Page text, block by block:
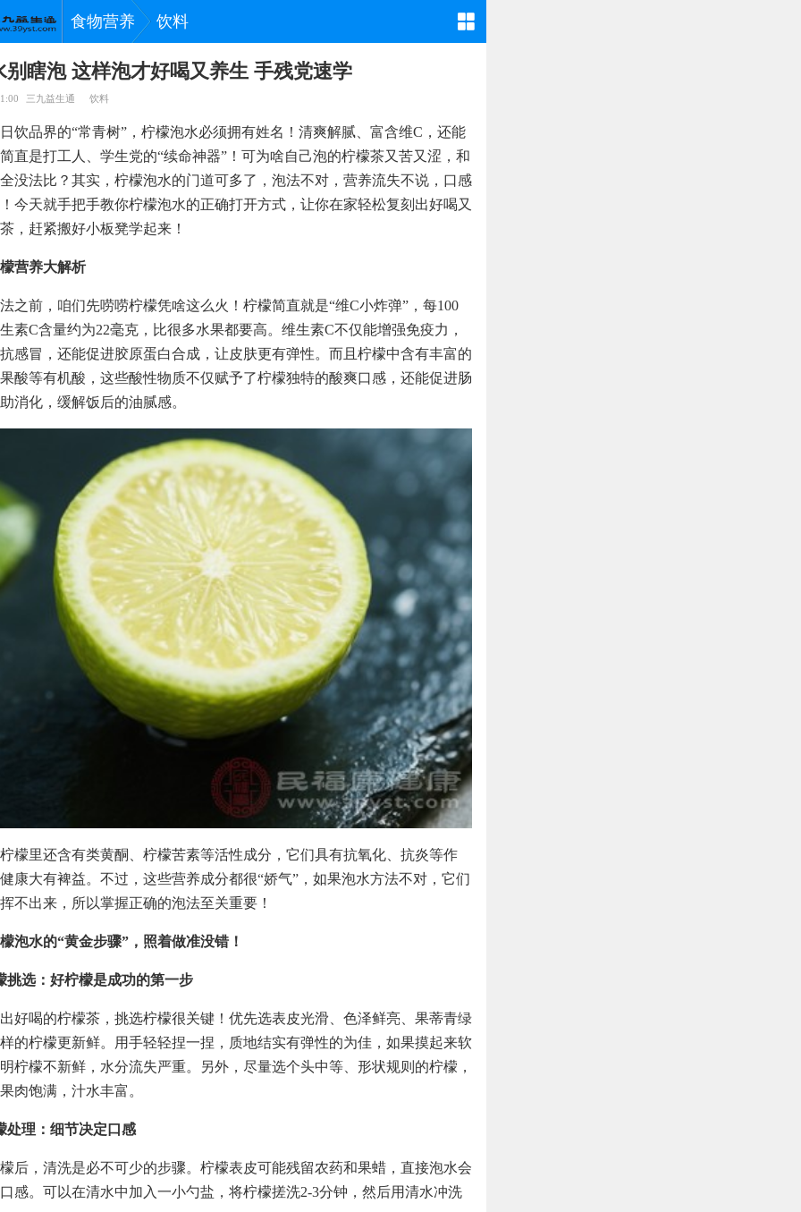
食物营养 饮料
别瞎泡 这样泡才好喝又养生 手残党速学
三九益生通 饮料
饮品界的“常青树”，柠檬泡水必须拥有姓名！清爽解腻、富含维C，还能
直是打工人、学生党的“续命神器”！可为啥自己泡的柠檬茶又苦又涩，和
没法比？其实，柠檬泡水的门道可多了，泡法不对，营养流失不说，口感
今天就手把手教你柠檬泡水的正确打开方式，让你在家轻松复刻出好喝又
，赶紧搬好小板凳学起来！
营养大解析
之前，咱们先唠唠柠檬凭啥这么火！柠檬简直就是“维C小炸弹”，每100
素C含量约为22毫克，比很多水果都要高。维生素C不仅能增强免疫力，
感冒，还能促进胶原蛋白合成，让皮肤更有弹性。而且柠檬中含有丰富的
酸等有机酸，这些酸性物质不仅赋予了柠檬独特的酸爽口感，还能促进肠
消化，缓解饭后的油腻感。
檬里还含有类黄酮、柠檬苦素等活性成分，它们具有抗氧化、抗炎等作
康大有裨益。不过，这些营养成分都很“娇气”，如果泡水方法不对，它们
不出来，所以掌握正确的泡法至关重要！
泡水的“黄金步骤”，照着做准没错！
挑选：好柠檬是成功的第一步
好喝的柠檬茶，挑选柠檬很关键！优先选表皮光滑、色泽鲜亮、果蒂青绿
的柠檬更新鲜。用手轻轻捏一捏，质地结实有弹性的为佳，如果摸起来软
柠檬不新鲜，水分流失严重。另外，尽量选个头中等、形状规则的柠檬，
肉饱满，汁水丰富。
处理：细节决定口感
后，清洗是必不可少的步骤。柠檬表皮可能残留农药和果蜡，直接泡水会
感。可以在清水中加入一小勺盐，将柠檬搓洗2-3分钟，然后用清水冲洗